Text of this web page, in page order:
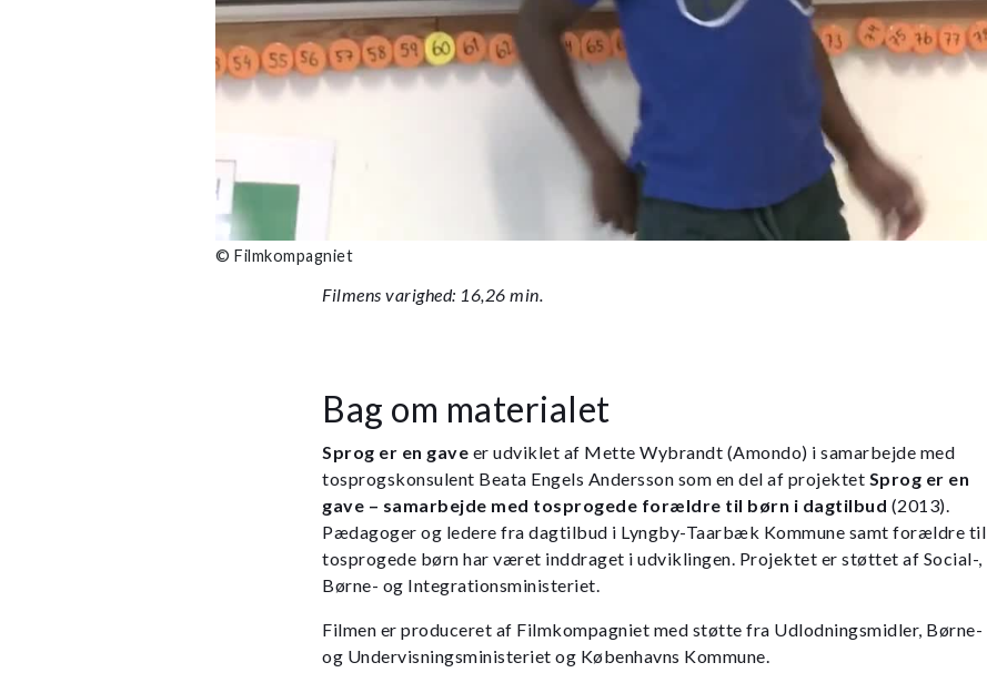
© Filmkompagniet
Filmens varighed: 16,26 min.
Bag om materialet
Sprog er en gave er udviklet af Mette Wybrandt (Amondo) i samarbejde med
tosprogskonsulent Beata Engels Andersson som en del af projektet Sprog er en
gave – samarbejde med tosprogede forældre til børn i dagtilbud (2013).
Pædagoger og ledere fra dagtilbud i Lyngby-Taarbæk Kommune samt forældre til
tosprogede børn har været inddraget i udviklingen. Projektet er støttet af Social-,
Børne- og Integrationsministeriet.
Filmen er produceret af Filmkompagniet med støtte fra Udlodningsmidler, Børne-
og Undervisningsministeriet og Københavns Kommune.